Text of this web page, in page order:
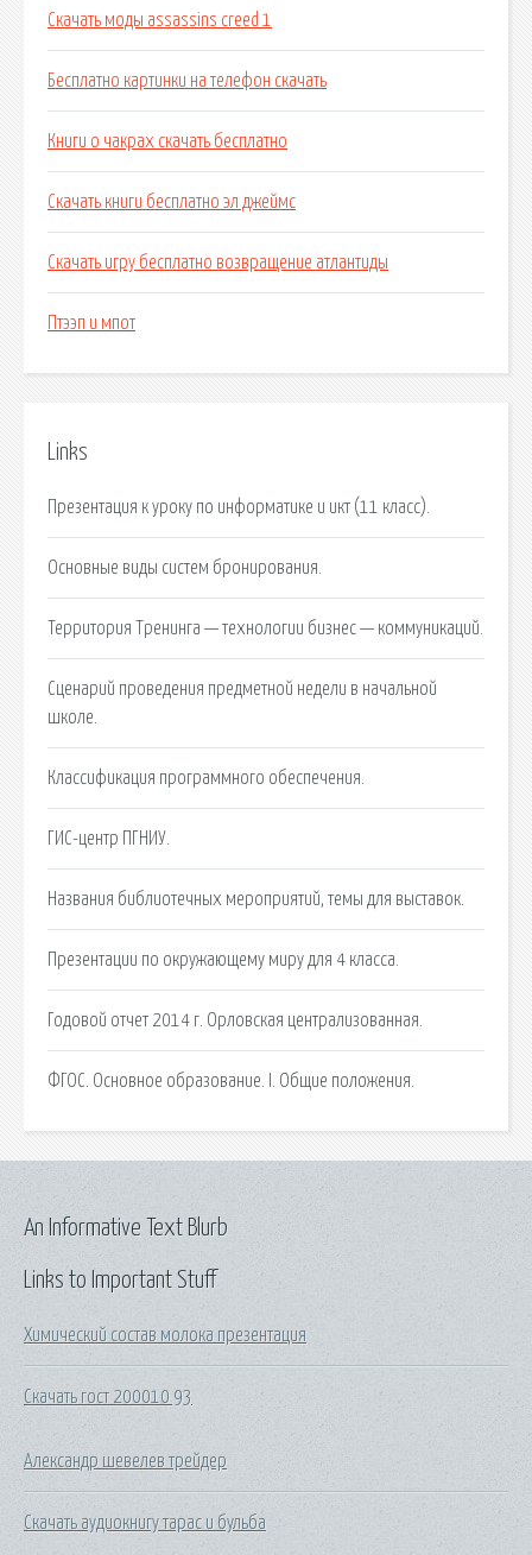
Скачать моды assassins creed 1
Бесплатно картинки на телефон скачать
Книги о чакрах скачать бесплатно
Скачать книги бесплатно эл джеймс
Скачать игру бесплатно возвращение атлантиды
Птээп и мпот
Links
Презентация к уроку по информатике и икт (11 класс).
Основные виды систем бронирования.
Территория Тренинга — технологии бизнес — коммуникаций.
Сценарий проведения предметной недели в начальной
школе.
Классификация программного обеспечения.
ГИС-центр ПГНИУ.
Названия библиотечных мероприятий, темы для выставок.
Презентации по окружающему миру для 4 класса.
Годовой отчет 2014 г. Орловская централизованная.
ФГОС. Основное образование. I. Общие положения.
Links to Important Stuff
Химический состав молока презентация
Скачать гост 200010 93
Александр шевелев трейдер
Скачать аудиокнигу тарас и бульба
An Informative Text Blurb